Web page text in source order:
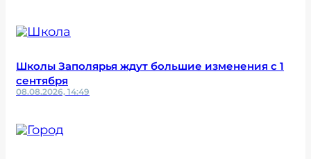
Школы Заполярья ждут большие изменения с 1
сентября
08.08.2026, 14:49